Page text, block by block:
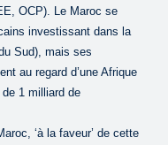
OCP). Le Maroc se
investissant dans la
Sud), mais ses
au regard d’une Afrique
1 milliard de
‘à la faveur’ de cette